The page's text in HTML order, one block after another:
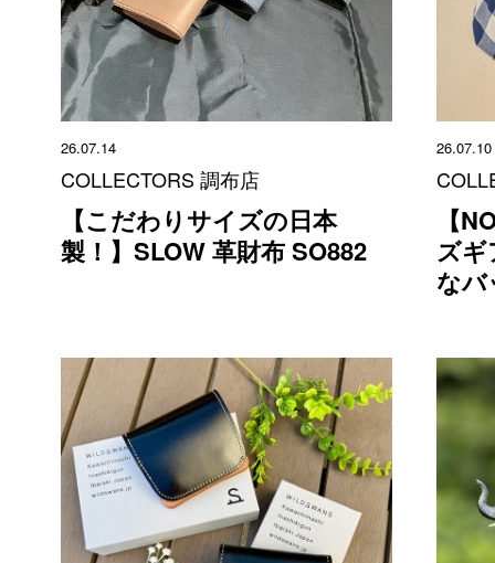
26.07.14
COLLECTORS 調布店
【こだわりサイズの日本
製！】SLOW 革財布 SO882
26.07.10
【
ズギ
な